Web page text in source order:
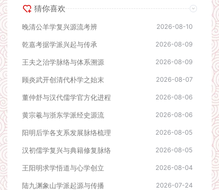
猜你喜欢
晚清公羊学复兴源流考辨 2026-08-10
乾嘉考据学派兴起与传承 2026-08-09
王夫之治学脉络与体系溯源 2026-08-09
顾炎武开创清代朴学之始末 2026-08-07
董仲舒与汉代儒学官方化进程 2026-08-06
黄宗羲与浙东学派经史源流 2026-08-06
阳明后学各支系发展脉络梳理 2026-08-05
汉初儒学复兴与典籍修复脉络 2026-08-05
王阳明求学悟道与心学创立 2026-08-04
陆九渊象山学派起源与传播 2026-07-24